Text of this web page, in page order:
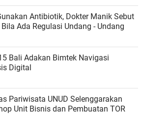
Antibiotik, Dokter Manik Sebut
Ada Regulasi Undang - Undang
Bali Adakan Bimtek Navigasi
Digital
Pariwisata UNUD Selenggarakan
Unit Bisnis dan Pembuatan TOR